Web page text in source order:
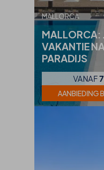
MALLORCA
MALLORCA:
VAKANTIE
PARADIJS
VANAF
AANBIEDING